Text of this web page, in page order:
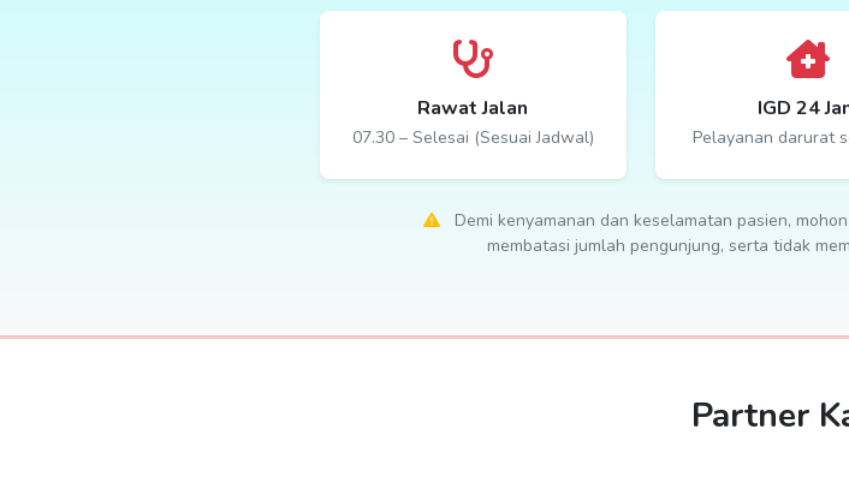
Rawat Jalan
07.30 – Selesai (Sesuai Jadwal)
IGD 24
Pelayanan darurat
Demi kenyamanan dan keselamatan pasien,
membatasi jumlah pengunjung, serta tidak
Partner